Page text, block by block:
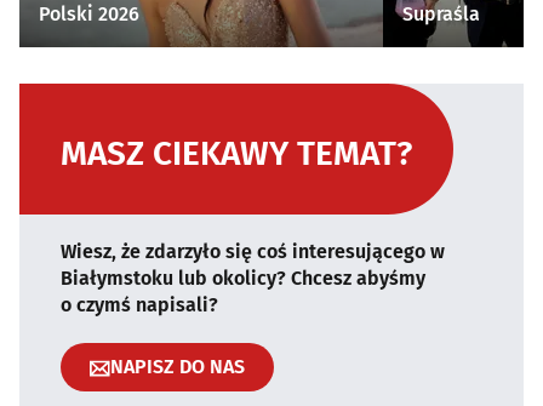
Polski 2026
Supraśla
MASZ CIEKAWY TEMAT?
Wiesz, że zdarzyło się coś interesującego w
Białymstoku lub okolicy? Chcesz abyśmy
o czymś napisali?
NAPISZ DO NAS